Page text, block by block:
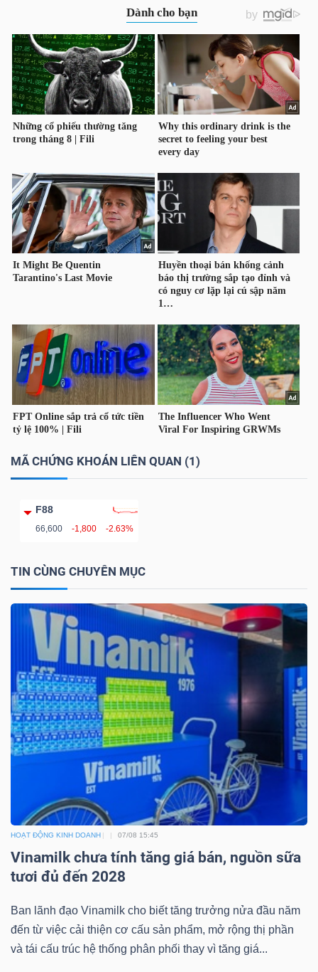
MÃ CHỨNG KHOÁN LIÊN QUAN (1)
F88
66,600 -1,800 -2.63%
TIN CÙNG CHUYÊN MỤC
HOẠT ĐỘNG KINH DOANH 07/08 15:45
Vinamilk chưa tính tăng giá bán, nguồn sữa
tươi đủ đến 2028
Ban lãnh đạo Vinamilk cho biết tăng trưởng nửa đầu năm
đến từ việc cải thiện cơ cấu sản phẩm, mở rộng thị phần
và tái cấu trúc hệ thống phân phối thay vì tăng giá...
VỤ
TRUYỀN
THÔNG
ÍCH
BẤT
Mã
chứng
khoán
(-)
đạo
tức
Bài
viết
của
tác
giả
Báo
phân
tích
(-)
Thuật